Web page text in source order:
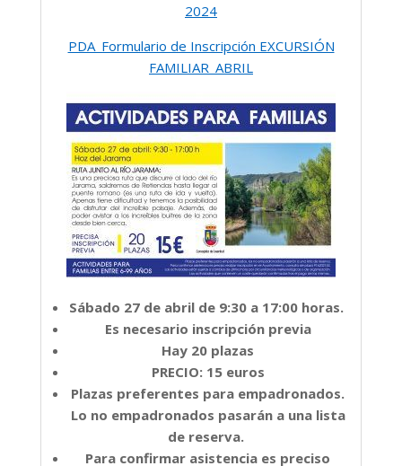
2024
PDA_Formulario de Inscripción EXCURSIÓN
FAMILIAR_ABRIL
Sábado 27 de abril de 9:30 a 17:00 horas.
Es necesario inscripción previa
Hay 20 plazas
PRECIO: 15 euros
Plazas preferentes para empadronados.
Lo no empadronados pasarán a una lista
de reserva.
Para confirmar asistencia es preciso